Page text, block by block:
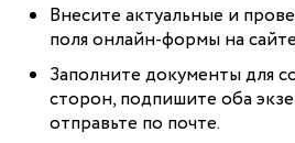
Внесите актуальные и
поля онлайн-формы на
Заполните документы для
сторон, подпишите оба
отправьте по почте.